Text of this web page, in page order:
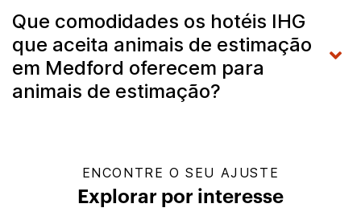
Que comodidades os hotéis IHG
que aceita animais de estimação
em Medford oferecem para
animais de estimação?
ENCONTRE O SEU AJUSTE
Explorar por interesse